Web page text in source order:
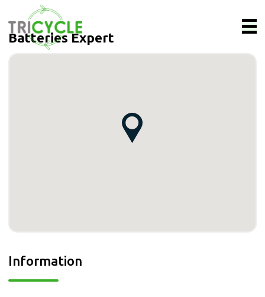
Batteries Expert
Information